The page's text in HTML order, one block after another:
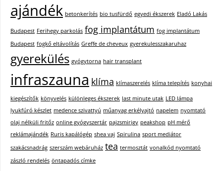
ajándék betonkerítés bio tusfürdő egyedi ékszerek Eladó Lakás
Budapest Ferihegy parkolás fog implantátum fog implantátum
Budapest fogkő eltávolítás Greffe de cheveux gyerekulesszakaruhaz
gyerekülés gyógytorna hair transplant
infraszauna klíma klímaszerelés klíma telepítés konyhai
kiegészítők könyvelés különleges ékszerek last minute utak LED lámpa
lyukfúró készlet medence szivattyú műanyag erkélyajtó napelem nyomtató
olaj nélküli fritőz online gyógyszertár pajzsmirigy peakshop pH mérő
reklámajándék Ruris kapálógép shea vaj Spirulina sport mediátor
szakácsnadrág szerszám webáruház tea termosztát vonalkód nyomtató
zászló rendelés öntapadós címke